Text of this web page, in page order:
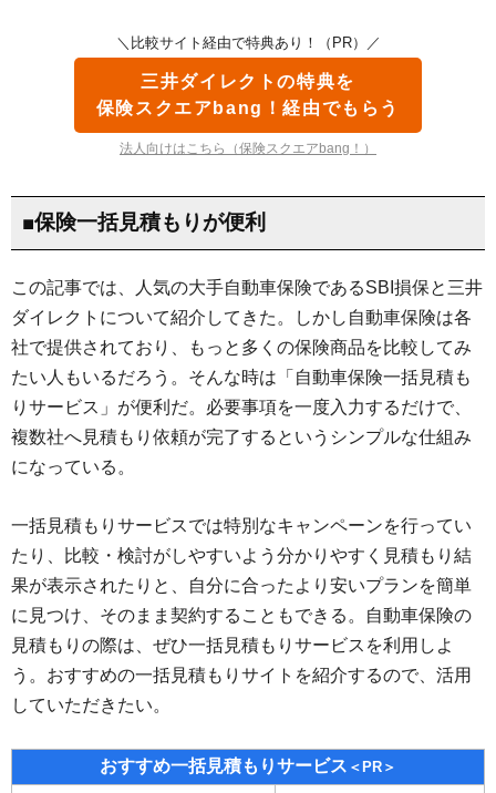
＼比較サイト経由で特典あり！（PR）／
三井ダイレクトの特典を
保険スクエアbang！経由でもらう
法人向けはこちら（保険スクエアbang！）
■保険一括見積もりが便利
この記事では、人気の大手自動車保険であるSBI損保と三井
ダイレクトについて紹介してきた。しかし自動車保険は各
社で提供されており、もっと多くの保険商品を比較してみ
たい人もいるだろう。そんな時は「自動車保険一括見積も
りサービス」が便利だ。必要事項を一度入力するだけで、
複数社へ見積もり依頼が完了するというシンプルな仕組み
になっている。
一括見積もりサービスでは特別なキャンペーンを行ってい
たり、比較・検討がしやすいよう分かりやすく見積もり結
果が表示されたりと、自分に合ったより安いプランを簡単
に見つけ、そのまま契約することもできる。自動車保険の
見積もりの際は、ぜひ一括見積もりサービスを利用しよ
う。おすすめの一括見積もりサイトを紹介するので、活用
していただきたい。
おすすめ一括見積もりサービス ＜PR＞